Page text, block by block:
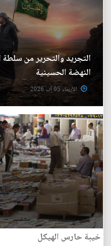
التجريد والتحرير من
النهضة الحسينية
الأربعاء 05 آب 2026
خيبة حارس الهيكل